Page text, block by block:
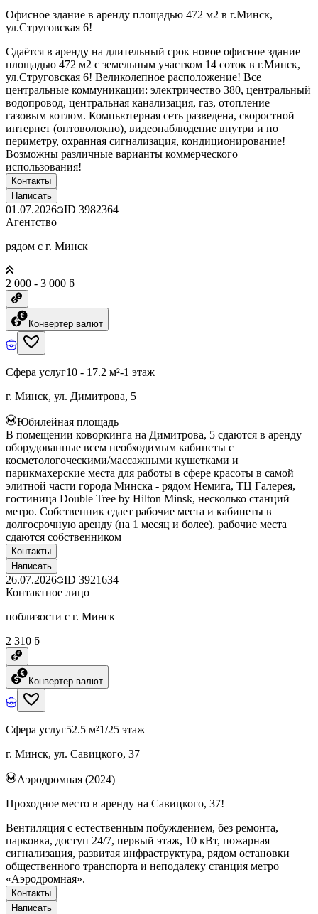
Офисное здание в аренду площадью 472 м2 в г.Минск,
ул.Струговская 6!
Сдаётся в аренду на длительный срок новое офисное здание
площадью 472 м2 с земельным участком 14 соток в г.Минск,
ул.Струговская 6! Великолепное расположение! Все
центральные коммуникации: электричество 380, центральный
водопровод, центральная канализация, газ, отопление
газовым котлом. Компьютерная сеть разведена, скоростной
интернет (оптоволокно), видеонаблюдение внутри и по
периметру, охранная сигнализация, кондиционирование!
Возможны различные варианты коммерческого
использования!
Контакты
Написать
01.07.2026 ID 3982364
Агентство
рядом с г. Минск
2 000 - 3 000 ƃ
Конвертер валют
Сфера услуг10 - 17.2 м²-1 этаж
г. Минск, ул. Димитрова, 5
Юбилейная площадь
В помещении коворкинга на Димитрова, 5 сдаются в аренду
оборудованные всем необходимым кабинеты с
косметологоческими/массажными кушетками и
парикмахерские места для работы в сфере красоты в самой
элитной части города Минска - рядом Немига, ТЦ Галерея,
гостиница Double Tree by Hilton Minsk, несколько станций
метро. Собственник сдает рабочие места и кабинеты в
долгосрочную аренду (на 1 месяц и более). рабочие места
сдаются собственником
Контакты
Написать
26.07.2026 ID 3921634
Контактное лицо
поблизости с г. Минск
2 310 ƃ
Конвертер валют
Сфера услуг52.5 м²1/25 этаж
г. Минск, ул. Савицкого, 37
Аэродромная (2024)
Проходное место в аренду на Савицкого, 37!
Вентиляция с естественным побуждением, без ремонта,
парковка, доступ 24/7, первый этаж, 10 кВт, пожарная
сигнализация, развитая инфраструктура, рядом остановки
общественного транспорта и неподалеку станция метро
«Аэродромная».
Контакты
Написать